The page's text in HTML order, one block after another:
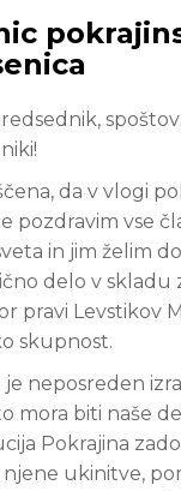
da v vlogi
pozdravim vse
in jim želim
delo v skladu
pravi Levstikov
skupnost.
je neposreden
mora biti naše
Pokrajina
ukinitve,